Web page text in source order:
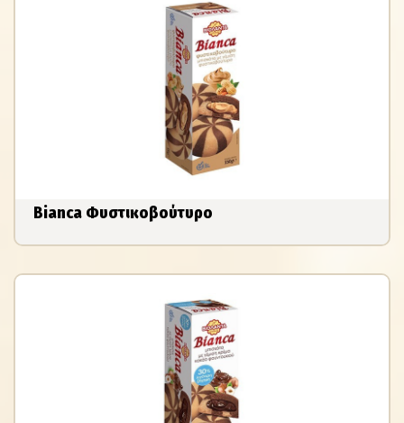
Bianca Φυστικοβούτυρο